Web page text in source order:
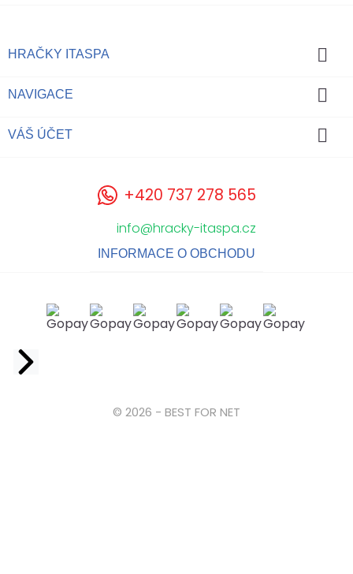
HRAČKY ITASPA 
NAVIGACE 
VÁŠ ÚČET 
+420 737 278 565
info@hracky-itaspa.cz
INFORMACE O OBCHODU
© 2026 - BEST FOR NET